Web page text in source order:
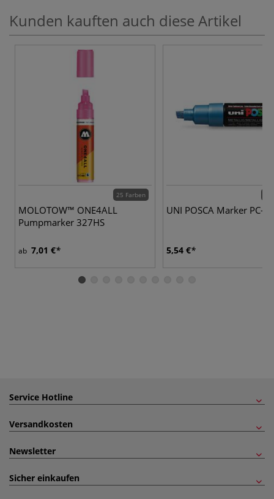
Kunden kauften auch diese Artikel
25 Farben
MOLOTOW™ ONE4ALL
Pumpmarker 327HS
ab 7,01 €
UNI POSCA Marker PC-8K
5,54 €
Service Hotline
Versandkosten
Newsletter
Sicher einkaufen